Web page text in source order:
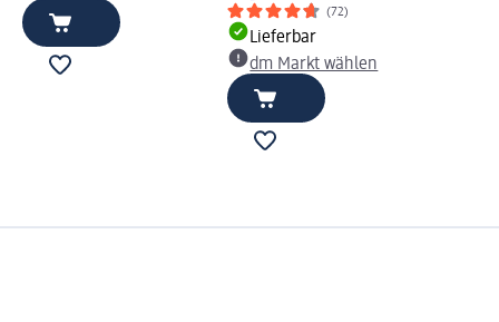
(72)
Lieferbar
dm Markt wählen